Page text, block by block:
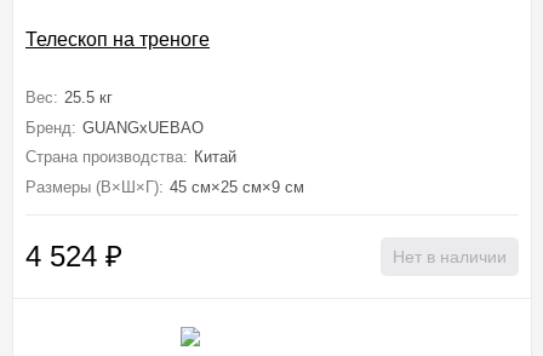
Телескоп на треноге
Вес: 25.5 кг
Бренд: GUANGxUEBAO
Страна производства: Китай
Размеры (В×Ш×Г): 45 см×25 см×9 см
4 524 ₽ Нет в наличии